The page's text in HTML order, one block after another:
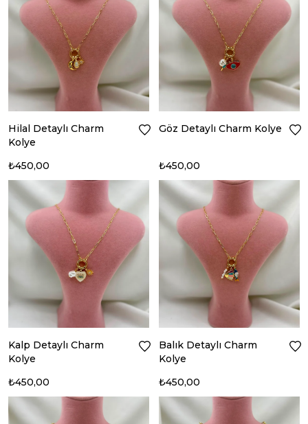
Hilal Detaylı Charm
Kolye
₺450,00
Göz Detaylı Charm Kolye
₺450,00
Kalp Detaylı Charm
Kolye
₺450,00
Balık Detaylı Charm
Kolye
₺450,00